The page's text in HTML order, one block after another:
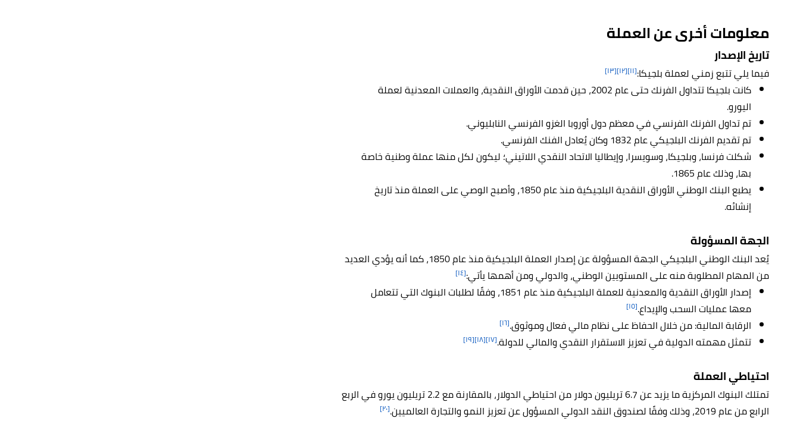
معلومات أخرى عن العملة
تاريخ الإصدار
فيما يلي تتبع زمني لعملة بلجيكا:[١١] [١٢] [١٣]
كانت بلجيكا تتداول الفرنك حتى عام 2002، حين قدمت الأوراق النقدية، والعملات المعدنية لعملة
اليورو.
تم تداول الفرنك الفرنسي في معظم دول أوروبا الغزو الفرنسي النابليوني.
تم تقديم الفرنك البلجيكي عام 1832 وكان يُعادل الفنك الفرنسي.
شكلت فرنسا، وبلجيكا، وسويسرا، وإيطاليا الاتحاد النقدي اللاتيني؛ ليكون لكل منها عملة وطنية خاصة
بها، وذلك عام 1865.
يطبع البنك الوطني الأوراق النقدية البلجيكية منذ عام 1850، وأصبح الوصي على العملة منذ تاريخ
إنشائه.
الجهة المسؤولة
يُعد البنك الوطني البلجيكي الجهة المسؤولة عن إصدار العملة البلجيكية منذ عام 1850، كما أنه يؤدي العديد
من المهام المطلوبة منه على المستويين الوطني، والدولي ومن أهمها يأتي:[١٤]
إصدار الأوراق النقدية والمعدنية للعملة البلجيكية منذ عام 1851، وفقًا لطلبات البنوك التي تتعامل
معها عمليات السحب والإيداع.[١٥]
الرقابة المالية: من خلال الحفاظ على نظام مالي فعال وموثوق.[١٦]
تتمثل مهمته الدولية في تعزيز الاستقرار النقدي والمالي للدولة.[١٧] [١٨] [١٩]
احتياطي العملة
تمتلك البنوك المركزية ما يزيد عن 6.7 تريليون دولار من احتياطي الدولار، بالمقارنة مع 2.2 تريليون يورو في الربع
الرابع من عام 2019، وذلك وفقًا لصندوق النقد الدولي المسؤول عن تعزيز النمو والتجارة العالميين.
[٢٠]